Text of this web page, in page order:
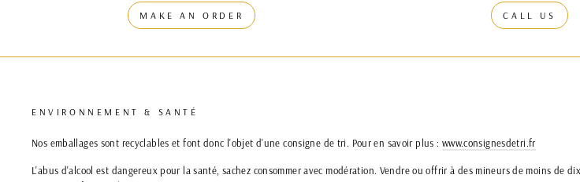
MAKE AN ORDER CALL US
ENVIRONNEMENT & SANTÉ
Nos emballages sont recyclables et font donc l'objet d'une consigne de tri. Pour en savoir plus : www.consignesdetri.fr
L'abus d'alcool est dangereux pour la santé, sachez consommer avec modération. Vendre ou offrir à des mineurs de moins de